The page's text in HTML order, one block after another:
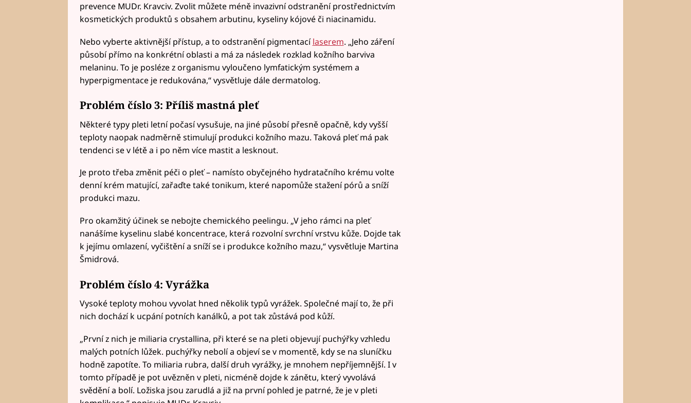
prevence MUDr. Kravciv. Zvolit můžete méně invazivní odstranění prostřednictvím
kosmetických produktů s obsahem arbutinu, kyseliny kójové či niacinamidu.
Nebo vyberte aktivnější přístup, a to odstranění pigmentacílaserem. „Jeho záření
působí přímo na konkrétní oblasti a má za následek rozklad kožního barviva
melaninu. To je posléze z organismu vyloučeno lymfatickým systémem a
hyperpigmentace je redukována,“ vysvětluje dále dermatolog.
Problém číslo 3: Příliš mastná pleť
Některé typy pleti letní počasí vysušuje, na jiné působí přesně opačně, kdy vyšší
teploty naopak nadměrně stimulují produkci kožního mazu. Taková pleť má pak
tendenci se v létě a i po něm více mastit a lesknout.
Je proto třeba změnit péči o pleť – namísto obyčejného hydratačního krému volte
denní krém matující, zařaďte také tonikum, které napomůže stažení pórů a sníží
produkci mazu.
Pro okamžitý účinek se nebojte chemického peelingu. „V jeho rámci na pleť
nanášíme kyselinu slabé koncentrace, která rozvolní svrchní vrstvu kůže. Dojde tak
k jejímu omlazení, vyčištění a sníží se i produkce kožního mazu,“ vysvětluje Martina
Šmidrová.
Problém číslo 4: Vyrážka
Vysoké teploty mohou vyvolat hned několik typů vyrážek. Společné mají to, že při
nich dochází k ucpání potních kanálků, a pot tak zůstává pod kůží.
„První z nich je miliaria crystallina, při které se na pleti objevují puchýřky vzhledu
malých potních lůžek. puchýřky nebolí a objeví se v momentě, kdy se na sluníčku
hodně zapotíte. To miliaria rubra, další druh vyrážky, je mnohem nepříjemnější. I v
tomto případě je pot uvězněn v pleti, nicméně dojde k zánětu, který vyvolává
svědění a bolí. Ložiska jsou zarudlá a již na první pohled je patrné, že je v pleti